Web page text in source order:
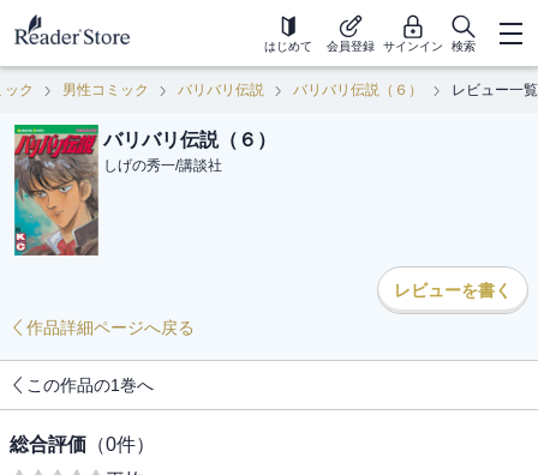
はじめて 会員登録 サインイン 検索
ック 男性コミック バリバリ伝説 バリバリ伝説（６） レビュー一覧
バリバリ伝説（６）
しげの秀一/講談社
レビューを書く
作品詳細ページへ戻る
この作品の1巻へ
総合評価 （0件）